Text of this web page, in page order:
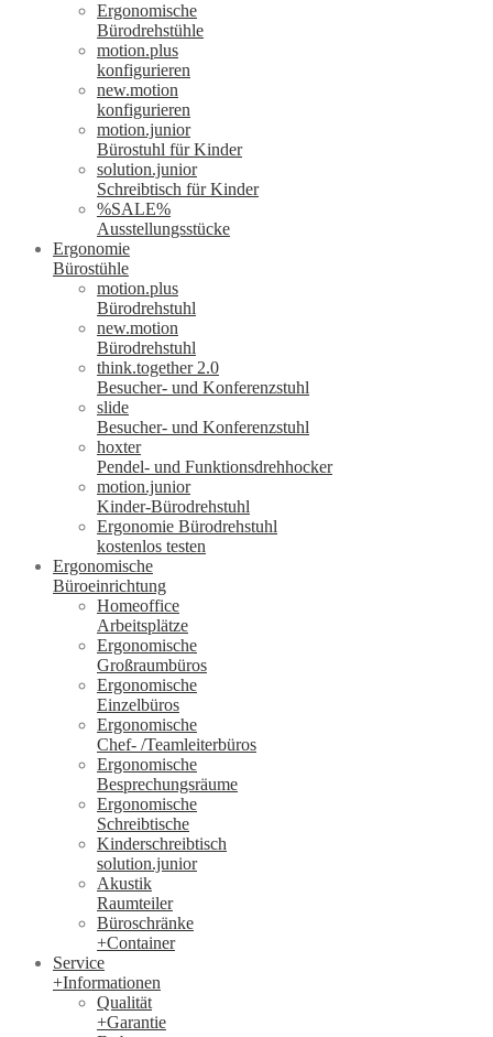
Ergonomische
Bürodrehstühle
motion.plus
konfigurieren
new.motion
konfigurieren
motion.junior
Bürostuhl für Kinder
solution.junior
Schreibtisch für Kinder
%SALE%
Ausstellungsstücke
Ergonomie
Bürostühle
motion.plus
Bürodrehstuhl
new.motion
Bürodrehstuhl
think.together 2.0
Besucher- und Konferenzstuhl
slide
Besucher- und Konferenzstuhl
hoxter
Pendel- und Funktionsdrehhocker
motion.junior
Kinder-Bürodrehstuhl
Ergonomie Bürodrehstuhl
kostenlos testen
Ergonomische
Büroeinrichtung
Homeoffice
Arbeitsplätze
Ergonomische
Großraumbüros
Ergonomische
Einzelbüros
Ergonomische
Chef- /Teamleiterbüros
Ergonomische
Besprechungsräume
Ergonomische
Schreibtische
Kinderschreibtisch
solution.junior
Akustik
Raumteiler
Büroschränke
+Container
Service
+Informationen
Qualität
+Garantie